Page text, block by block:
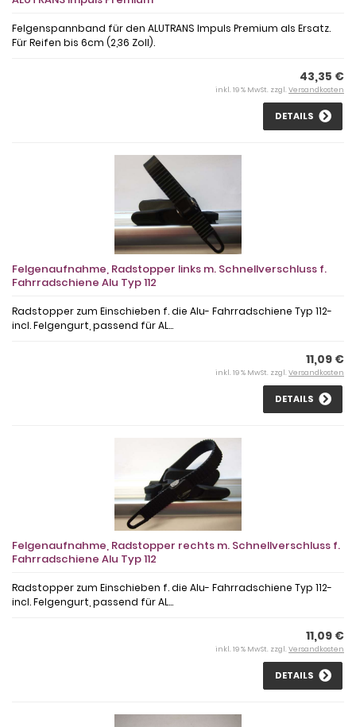
Felgenspannband für den ALUTRANS Impuls Premium als Ersatz.
Für Reifen bis 6cm (2,36 Zoll).
43,35 €
inkl. 19 % MwSt. zzgl. Versandkosten
DETAILS
Felgenaufnahme, Radstopper links m. Schnellverschluss f.
Fahrradschiene Alu Typ 112
Radstopper zum Einschieben f. die Alu- Fahrradschiene Typ 112-
incl. Felgengurt, passend für AL...
11,09 €
inkl. 19 % MwSt. zzgl. Versandkosten
DETAILS
Felgenaufnahme, Radstopper rechts m. Schnellverschluss f.
Fahrradschiene Alu Typ 112
Radstopper zum Einschieben f. die Alu- Fahrradschiene Typ 112-
incl. Felgengurt, passend für AL...
11,09 €
inkl. 19 % MwSt. zzgl. Versandkosten
DETAILS